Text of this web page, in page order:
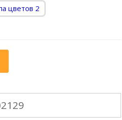
цветов 2